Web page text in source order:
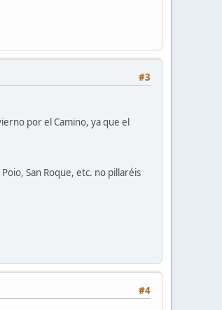
#3
por el Camino, ya que el
San Roque, etc. no pillaréis
#4